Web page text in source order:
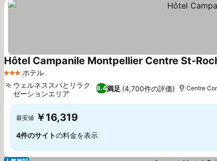
3 ホテルのランク
ホテル
Hôtel Campanile Montpellier Centre St-
8.4満足 (4,700件の評価)
ウェルネススパとリラク
ゼーションエリア
Centre
最安値 ￥16,319
4件のサイトの料金を表示